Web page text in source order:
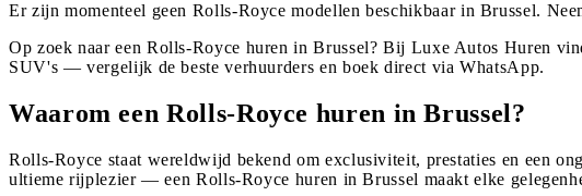
Er zijn momenteel geen Rolls-Royce modellen beschikbaar in Brussel.
Op zoek naar een Rolls-Royce huren in Brussel? Bij Luxe Autos Huren
SUV's — vergelijk de beste verhuurders en boek direct via WhatsApp.
Waarom een Rolls-Royce huren in Brussel?
Rolls-Royce staat wereldwijd bekend om exclusiviteit, prestaties en een
ultieme rijplezier — een Rolls-Royce huren in Brussel maakt elke